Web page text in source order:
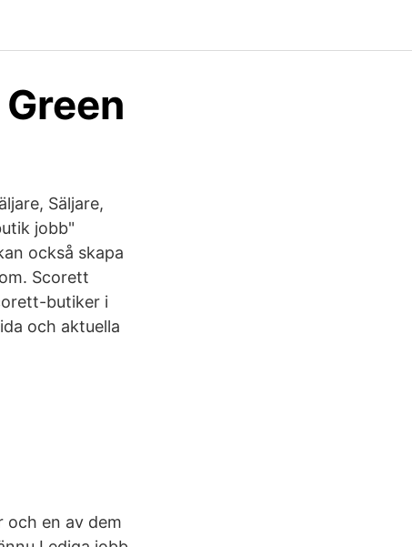
Säljare,
jobb"
också skapa
Scorett
butiker i
och aktuella
och en av dem